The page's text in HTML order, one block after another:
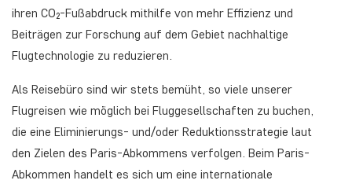
ihren CO₂-Fußabdruck mithilfe von mehr Effizienz und
Beiträgen zur Forschung auf dem Gebiet nachhaltige
Flugtechnologie zu reduzieren.
Als Reisebüro sind wir stets bemüht, so viele unserer
Flugreisen wie möglich bei Fluggesellschaften zu buchen,
die eine Eliminierungs- und/oder Reduktionsstrategie laut
den Zielen des Paris-Abkommens verfolgen. Beim Paris-
Abkommen handelt es sich um eine internationale